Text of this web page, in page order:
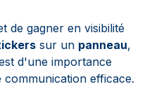
de gagner en visibilité
sur un panneau,
d'une importance
efficace.